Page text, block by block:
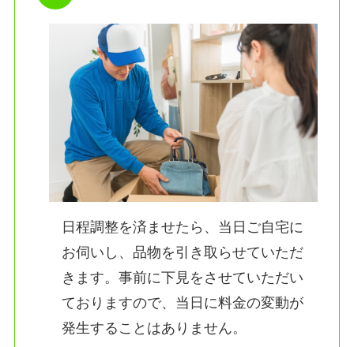
日程調整を済ませたら、当日ご自宅に
お伺いし、品物を引き取らせていただ
きます。事前に下見をさせていただい
ておりますので、当日に料金の変動が
発生することはありません。